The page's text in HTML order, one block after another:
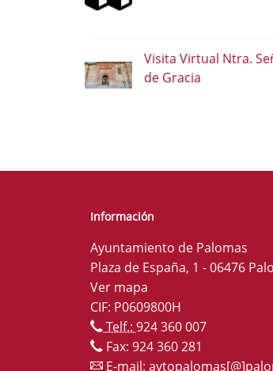
Visita Virtual Ntra.
de Gracia
Información
Ayuntamiento de Palomas
Plaza de España, 1 - 06476
Ver mapa
CIF: P0609800H
Telf.: 924 360 007
Fax: 924 360 281
E-mail: